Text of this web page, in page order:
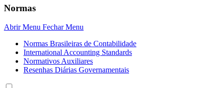
Normas
Abrir Menu Fechar Menu
Normas Brasileiras de Contabilidade
International Accounting Standards
Normativos Auxiliares
Resenhas Diárias Governamentais